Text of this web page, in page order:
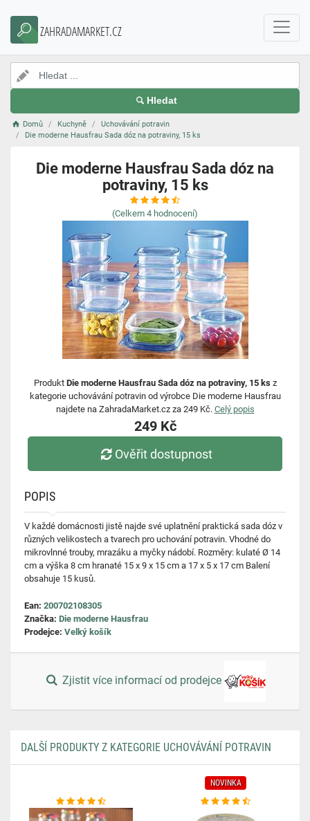
ZAHRADAMARKET.CZ
Hledat
Domů Kuchyně
Uchovávání potravin
Die moderne Hausfrau Sada dóz na potraviny, 15 ks
Die moderne Hausfrau Sada dóz na
potraviny, 15 ks
(Celkem 4 hodnocení)
Produkt Die moderne Hausfrau Sada dóz na potraviny, 15 ksz
kategorie uchovávání potravin od výrobce Die moderne Hausfrau
najdete na ZahradaMarket.cz za 249 Kč. Celý popis
249 Kč
Ověřit dostupnost
POPIS
V každé domácnosti jistě najde své uplatnění praktická sada dóz v
různých velikostech a tvarech pro uchování potravin. Vhodné do
mikrovlnné trouby, mrazáku a myčky nádobí. Rozměry: kulaté Ø 14
cm a výška 8 cm hranaté 15 x 9 x 15 cm a 17 x 5 x 17 cm Balení
obsahuje 15 kusů.
Ean: 200702108305
Značka: Die moderne Hausfrau
Prodejce: Velký košík
Zjistit více informací od prodejce
DALŠÍ PRODUKTY Z KATEGORIE UCHOVÁVÁNÍ POTRAVIN
NOVINKA